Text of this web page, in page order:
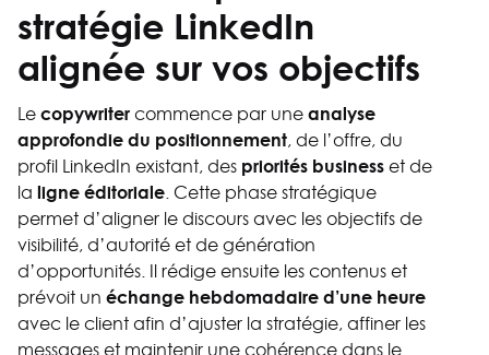
stratégie LinkedIn
alignée sur vos objectifs
Lecopywritercommence par uneanalyse
approfondie du positionnement, de l’offre, du
profil LinkedIn existant, des priorités businesset de
la ligne éditoriale. Cette phase stratégique
permet d’aligner le discours avec les objectifs de
visibilité, d’autorité et de génération
d’opportunités. Il rédige ensuite les contenus et
prévoit un échange hebdomadaire d’une heure
avec le client afin d’ajuster la stratégie, affiner les
messages et maintenir une cohérence dans le